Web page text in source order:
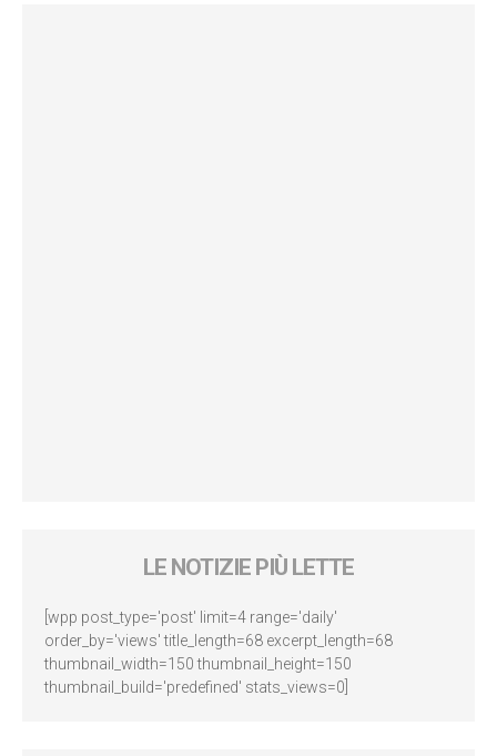
LE NOTIZIE PIÙ LETTE
[wpp post_type='post' limit=4 range='daily'
order_by='views' title_length=68 excerpt_length=68
thumbnail_width=150 thumbnail_height=150
thumbnail_build='predefined' stats_views=0]